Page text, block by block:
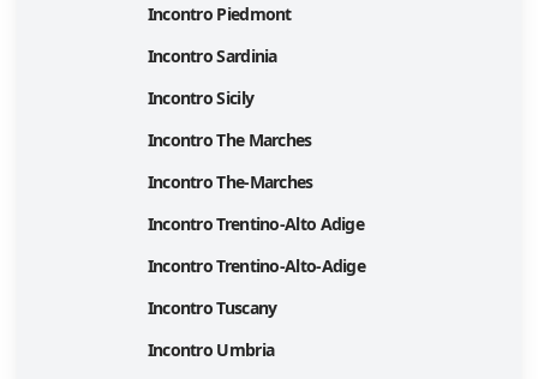
Incontro Piedmont
Incontro Sardinia
Incontro Sicily
Incontro The Marches
Incontro The-Marches
Incontro Trentino-Alto Adige
Incontro Trentino-Alto-Adige
Incontro Tuscany
Incontro Umbria